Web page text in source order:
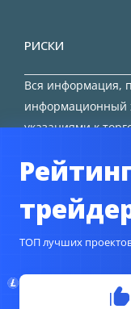
РИСКИ
Вся информация,
информационный
указаниями к
©
ТОП лучших